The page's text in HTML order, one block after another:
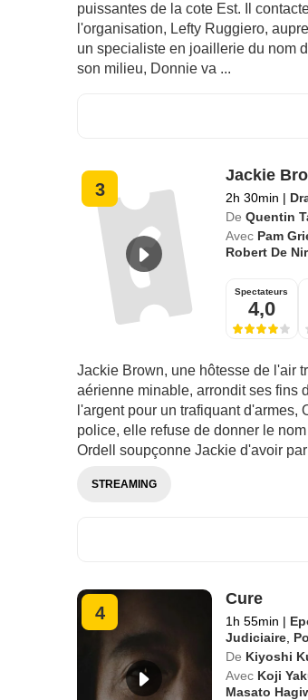
puissantes de la cote Est. Il
l'organisation, Lefty Ruggiero,
un specialiste en joaillerie du nom
son milieu, Donnie va ...
3
Jackie
2h 30min |
De Quentin
Avec Pam
Robert De
Spectateurs
4,0
Jackie Brown, une hôtesse de l'air
aérienne minable, arrondit ses fins
l'argent pour un trafiquant d'armes,
police, elle refuse de donner le
Ordell soupçonne Jackie d'avoir
STREAMING
4
Cure
1h 55min |
Judiciaire,
De Kiyoshi
Avec Koji
Masato